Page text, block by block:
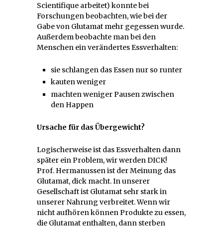
Scientifique arbeitet) konnte bei
Forschungen beobachten, wie bei der
Gabe von Glutamat mehr gegessen wurde.
Außerdem beobachte man bei den
Menschen ein verändertes Essverhalten:
sie schlangen das Essen nur so runter
kauten weniger
machten weniger Pausen zwischen
den Happen
Ursache für das Übergewicht?
Logischerweise ist das Essverhalten dann
später ein Problem, wir werden DICK!
Prof. Hermanussen ist der Meinung das
Glutamat, dick macht. In unserer
Gesellschaft ist Glutamat sehr stark in
unserer Nahrung verbreitet. Wenn wir
nicht aufhören können Produkte zu essen,
die Glutamat enthalten, dann sterben